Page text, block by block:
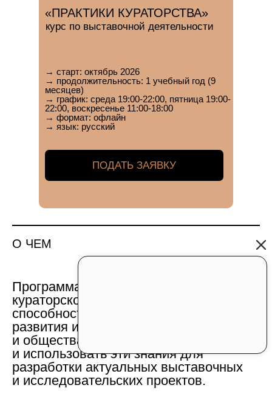
«ПРАКТИКИ КУРАТОРСТВА»
→ старт: октябрь 2026
→ продолжительность: 1 учебный год (9
месяцев)
→ график: среда 19:00-22:00, пятница 19:00-
22:00, воскресенье 11:00-18:00
→ формат: офлайн
→ язык: русский
ПОДАТЬ ЗАЯВКУ
курс по выставочной деятельности
О ЧЕМ
Программа посвящена развитию
кураторского мышления —
способности анализировать тенденции
развития искусства, культуры
и общества в их взаимосвязи
и использовать эти знания для
разработки актуальных выставочных
и исследовательских проектов.